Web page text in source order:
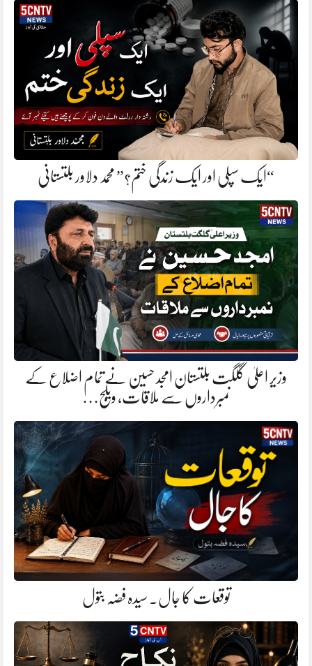
“ایک سپلی اور ایک زندگی ختم؟” محمد دلاور بلتستانی
وزیر اعلیٰ گلگت بلتستان امجد حسین نے تمام اضلاع کے
نمبرداروں سے ملاقات، ویلج…
توقعات کا جال. سیدہ فضہ بتول